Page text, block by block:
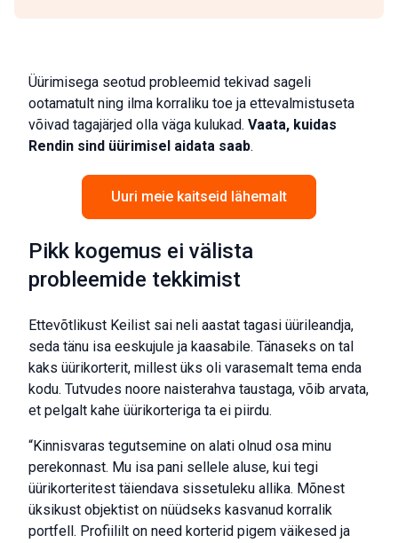
Üürimisega seotud probleemid tekivad sageli
ootamatult ning ilma korraliku toe ja ettevalmistuseta
võivad tagajärjed olla väga kulukad. Vaata, kuidas
Rendin sind üürimisel aidata saab.
Uuri meie kaitseid lähemalt
Pikk kogemus ei välista
probleemide tekkimist
Ettevõtlikust Keilist sai neli aastat tagasi üürileandja,
seda tänu isa eeskujule ja kaasabile. Tänaseks on tal
kaks üürikorterit, millest üks oli varasemalt tema enda
kodu. Tutvudes noore naisterahva taustaga, võib arvata,
et pelgalt kahe üürikorteriga ta ei piirdu.
“Kinnisvaras tegutsemine on alati olnud osa minu
perekonnast. Mu isa pani sellele aluse, kui tegi
üürikorteritest täiendava sissetuleku allika. Mõnest
üksikust objektist on nüüdseks kasvanud korralik
portfell. Profiililt on need korterid pigem väikesed ja